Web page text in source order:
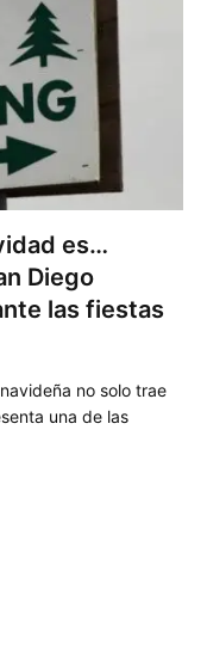
es…
Diego
las fiestas
no solo trae
una de las